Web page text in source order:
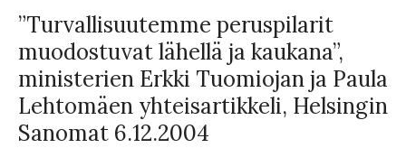
”Turvallisuutemme peruspilarit
muodostuvat lähellä ja kaukana”,
ministerien Erkki Tuomiojan ja Paula
Lehtomäen yhteisartikkeli, Helsingin
Sanomat 6.12.2004